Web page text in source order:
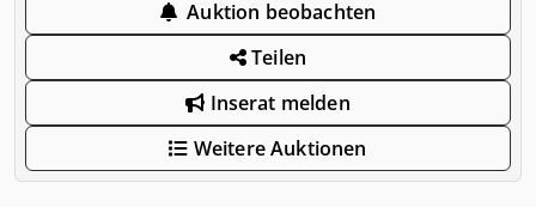
Auktion beobachten
Teilen
Inserat melden
Weitere Auktionen